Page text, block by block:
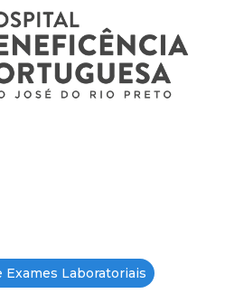
Exames Laboratoriais